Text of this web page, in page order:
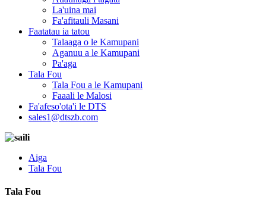
La'uina mai
Fa'afitauli Masani
Faatatau ia tatou
Talaaga o le Kamupani
Aganuu a le Kamupani
Pa'aga
Tala Fou
Tala Fou a le Kamupani
Faaali le Malosi
Fa'afeso'ota'i le DTS
sales1@dtszb.com
Aiga
Tala Fou
Tala Fou